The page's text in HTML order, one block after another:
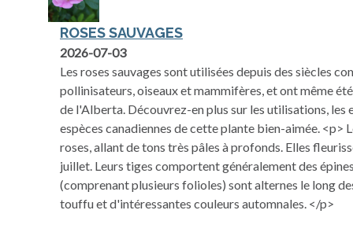
ROSES SAUVAGES
2026-07-03
Les roses sauvages sont utilisées depuis des siècles
pollinisateurs, oiseaux et mammifères, et ont même
de l'Alberta. Découvrez-en plus sur les utilisations, les
espèces canadiennes de cette plante bien-aimée. <p>
roses, allant de tons très pâles à profonds. Elles
juillet. Leurs tiges comportent généralement des
(comprenant plusieurs folioles) sont alternes le long
touffu et d'intéressantes couleurs automnales. </p>